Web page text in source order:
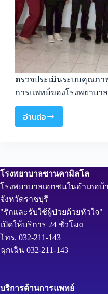
ตรวจประเมินระบบคุณภ
การแพทย์ของโรงพยาบาล
อ่านต่อ
โรงพยาบาลซานคามิลโล
โรงพยาบาลเอกชนในอำเภอบ้
จังหวัดราชบุรี
"รักและรับใช้ผู้ป่วยด้วยหัวใจ"
เปิดให้บริการ 24 ชั่วโมง
โทร. 032-211-143
ฉุกเฉิน 032-211-143
บริการด้านการแพทย์